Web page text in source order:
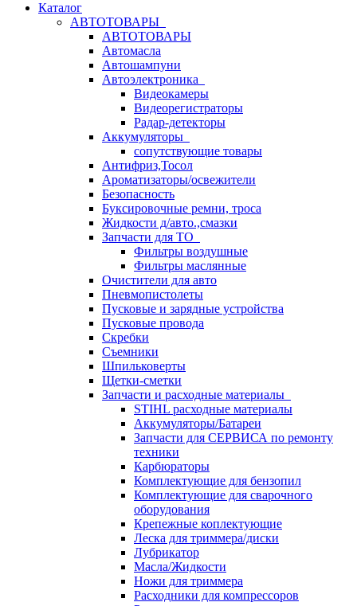
Каталог
АВТОТОВАРЫ
АВТОТОВАРЫ
Автомасла
Автошампуни
Автоэлектроника
Видеокамеры
Видеорегистраторы
Радар-детекторы
Аккумуляторы
сопутствующие товары
Антифриз,Тосол
Ароматизаторы/освежители
Безопасность
Буксировочные ремни, троса
Жидкости д/авто.,смазки
Запчасти для ТО
Фильтры воздушные
Фильтры маслянные
Очистители для авто
Пневмопистолеты
Пусковые и зарядные устройства
Пусковые провода
Скребки
Съемники
Шпильковерты
Щетки-сметки
Запчасти и расходные материалы
STIHL расходные материалы
Аккумуляторы/Батареи
Запчасти для СЕРВИСА по ремонту
техники
Карбюраторы
Комплектующие для бензопил
Комплектующие для сварочного
оборудования
Крепежные коплектующие
Леска для триммера/диски
Лубрикатор
Масла/Жидкости
Ножи для триммера
Расходники для компрессоров